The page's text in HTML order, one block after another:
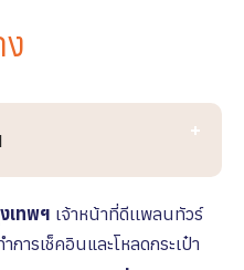
เทพฯ เจ้าหน้าที่ดีเเพลนทัวร์
ารเช็คอินและโหลดกระเป๋า